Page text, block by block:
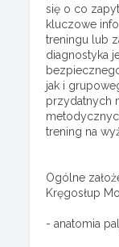
się o co
kluczowe
treningu lub
diagnostyka
jak i
przydatnych
trening na
Ogólne
Kręgosłup
- anatomia